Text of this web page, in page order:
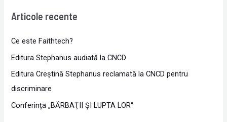
Articole recente
Ce este Faithtech?
Editura Stephanus audiată la CNCD
Editura Creștină Stephanus reclamată la CNCD pentru
discriminare
Conferința „BĂRBAŢII ŞI LUPTA LOR“